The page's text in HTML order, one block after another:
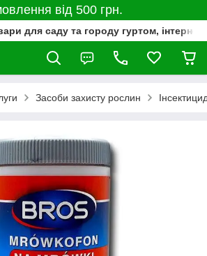
від 500 грн.
для саду та городу гуртом,
Засоби захисту рослин